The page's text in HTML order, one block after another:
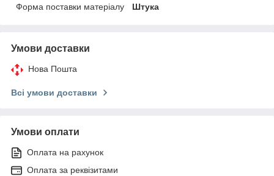
Форма поставки матеріалу
Штука
Умови доставки
Нова Пошта
Всі умови доставки
Умови оплати
Оплата на рахунок
Оплата за реквізитами